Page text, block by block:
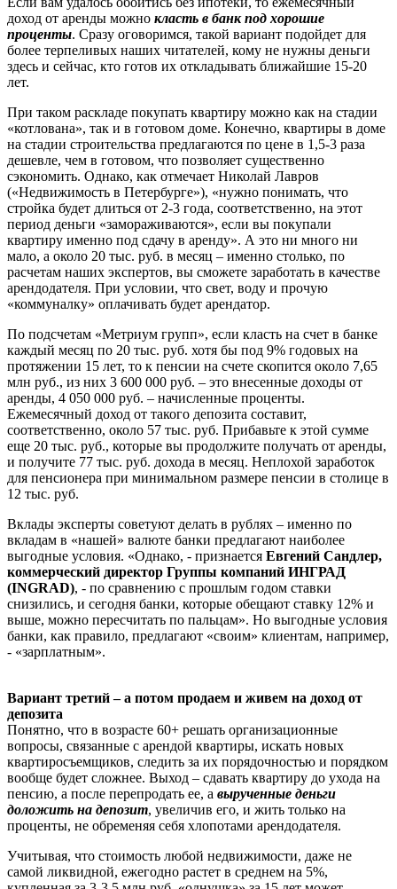
доход от аренды можно класть в банк под хорошие
проценты. Сразу оговоримся, такой вариант подойдет для
более терпеливых наших читателей, кому не нужны деньги
здесь и сейчас, кто готов их откладывать ближайшие 15-20
лет.
При таком раскладе покупать квартиру можно как на стадии
«котлована», так и в готовом доме. Конечно, квартиры в доме
на стадии строительства предлагаются по цене в 1,5-3 раза
дешевле, чем в готовом, что позволяет существенно
сэкономить. Однако, как отмечает Николай Лавров
(«Недвижимость в Петербурге»), «нужно понимать, что
стройка будет длиться от 2-3 года, соответственно, на этот
период деньги «замораживаются», если вы покупали
квартиру именно под сдачу в аренду». А это ни много ни
мало, а около 20 тыс. руб. в месяц – именно столько, по
расчетам наших экспертов, вы сможете заработать в качестве
арендодателя. При условии, что свет, воду и прочую
«коммуналку» оплачивать будет арендатор.
По подсчетам «Метриум групп», если класть на счет в банке
каждый месяц по 20 тыс. руб. хотя бы под 9% годовых на
протяжении 15 лет, то к пенсии на счете скопится около 7,65
млн руб., из них 3 600 000 руб. – это внесенные доходы от
аренды, 4 050 000 руб. – начисленные проценты.
Ежемесячный доход от такого депозита составит,
соответственно, около 57 тыс. руб. Прибавьте к этой сумме
еще 20 тыс. руб., которые вы продолжите получать от аренды,
и получите 77 тыс. руб. дохода в месяц. Неплохой заработок
для пенсионера при минимальном размере пенсии в столице в
12 тыс. руб.
Вклады эксперты советуют делать в рублях – именно по
вкладам в «нашей» валюте банки предлагают наиболее
выгодные условия. «Однако, - признается Евгений Сандлер,
коммерческий директор Группы компаний ИНГРАД
(INGRAD), - по сравнению с прошлым годом ставки
снизились, и сегодня банки, которые обещают ставку 12% и
выше, можно пересчитать по пальцам». Но выгодные условия
банки, как правило, предлагают «своим» клиентам, например,
- «зарплатным».
Вариант третий – а потом продаем и живем на доход от
депозита
Понятно, что в возрасте 60+ решать организационные
вопросы, связанные с арендой квартиры, искать новых
квартиросъемщиков, следить за их порядочностью и порядком
вообще будет сложнее. Выход – сдавать квартиру до ухода на
пенсию, а после перепродать ее, а вырученные деньги
доложить на депозит, увеличив его, и жить только на
проценты, не обременяя себя хлопотами арендодателя.
Учитывая, что стоимость любой недвижимости, даже не
самой ликвидной, ежегодно растет в среднем на 5%,